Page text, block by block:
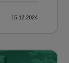
15.12.2024